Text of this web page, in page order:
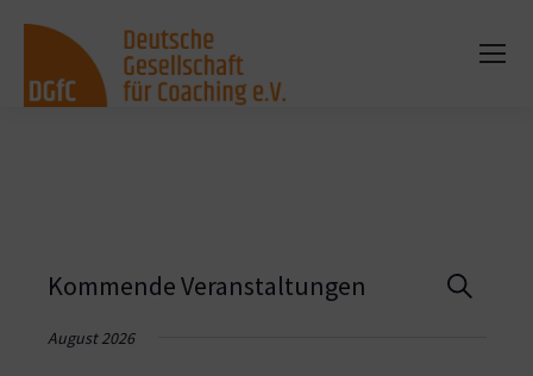
Suche
Kommende Veranstaltungen
August 2026